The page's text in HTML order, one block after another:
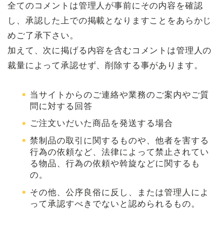
全てのコメントは管理人が事前にその内容を確認
し、承認した上での掲載となりますことをあらかじ
めご了承下さい。
加えて、次に掲げる内容を含むコメントは管理人の
裁量によって承認せず、削除する事があります。
当サイトからのご連絡や業務のご案内やご質
問に対する回答
ご注文いだいた商品を発送する場合
禁制品の取引に関するものや、他者を害する
行為の依頼など、法律によって禁止されてい
る物品、行為の依頼や斡旋などに関するも
の。
その他、公序良俗に反し、または管理人によ
って承認すべきでないと認められるもの。